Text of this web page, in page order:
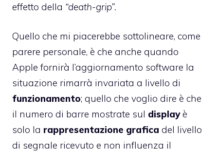
effetto della “death-grip”.
Quello che mi piacerebbe sottolineare, come
parere personale, è che anche quando
Apple fornirà l’aggiornamento software la
situazione rimarrà invariata a livello di
funzionamento; quello che voglio dire è che
il numero di barre mostrate sul displayè
solo la rappresentazione grafica del livello
di segnale ricevuto e non influenza il